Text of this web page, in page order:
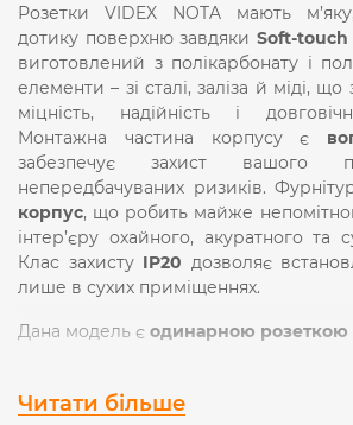
Розетки VIDEX NOTA мають
дотику поверхню завдяки Soft-touch
виготовлений з полікарбонату і
елементи – зі сталі, заліза й міді,
міцність, надійність і
Монтажна частина корпусу є
забезпечує захист вашого
непередбачуваних ризиків.
корпус, що робить майже
інтер’єру охайного, акуратного та
Клас захисту IP20 дозволяє
лише в сухих приміщеннях.
Дана модель є одинарною розеткою
інтер’єрі та візуально
Читати більше